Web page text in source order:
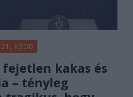
21., KEDD
fejetlen kakas és
– tényleg